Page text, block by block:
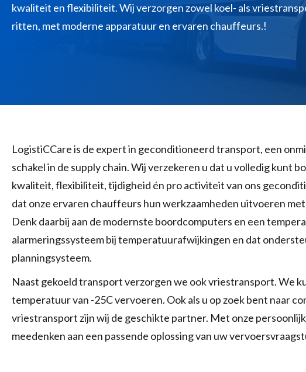
kwaliteit en flexibiliteit. Wij verzorgen zowel koel- als
ritten, met moderne apparatuur en ervaren chauffeurs.!
LogistiCCare is de expert in geconditioneerd transport, een
schakel in de supply chain. Wij verzekeren u dat u volledig kunt
kwaliteit, flexibiliteit, tijdigheid én pro activiteit van ons
dat onze ervaren chauffeurs hun werkzaamheden uitvoeren
Denk daarbij aan de modernste boordcomputers en een
alarmeringssysteem bij temperatuurafwijkingen en dat
planningsysteem.
Naast gekoeld transport verzorgen we ook vriestransport. We
temperatuur van -25C vervoeren. Ook als u op zoek bent naar
vriestransport zijn wij de geschikte partner. Met onze
meedenken aan een passende oplossing van uw